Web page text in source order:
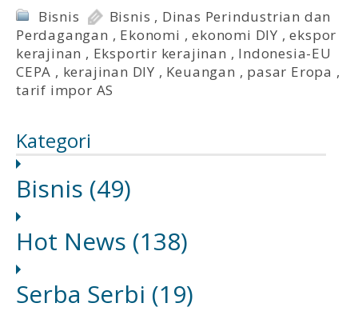
Bisnis Bisnis , Dinas Perindustrian dan
Perdagangan , Ekonomi ,ekonomi DIY ,ekspor
kerajinan , Eksportir kerajinan , Indonesia-EU
CEPA , kerajinan DIY , Keuangan , pasar Eropa ,
tarif impor AS
Kategori
Bisnis (49)
Hot News (138)
Serba Serbi (19)